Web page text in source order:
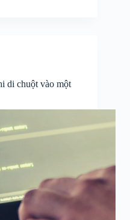
di chuột vào một